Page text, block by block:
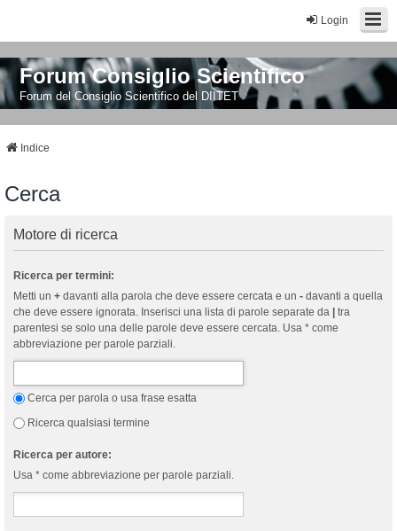
Login
Forum Consiglio Scientifico
Forum del Consiglio Scientifico del DIITET
Indice
Cerca
Motore di ricerca
Ricerca per termini:
Metti un + davanti alla parola che deve essere cercata e un - davanti a quella
che deve essere ignorata. Inserisci una lista di parole separate da
tra
parentesi se solo una delle parole deve essere cercata. Usa * come
abbreviazione per parole parziali.
Cerca per parola o usa frase esatta
Ricerca qualsiasi termine
Ricerca per autore:
Usa * come abbreviazione per parole parziali.